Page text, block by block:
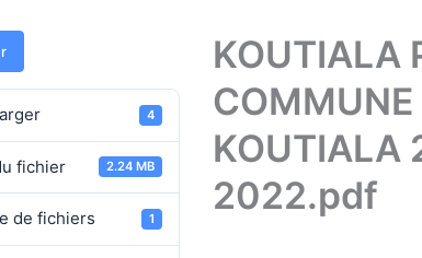
4
fichier 2.24 MB
de fichiers 1
KOUTIALA
COMMUNE
KOUTIALA
2022.pdf